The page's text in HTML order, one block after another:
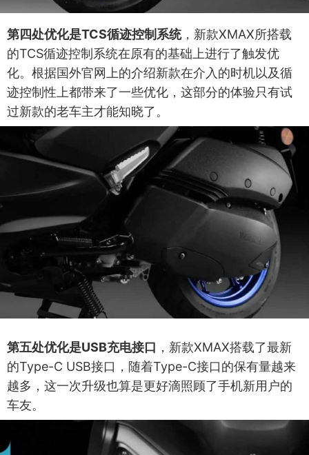
第四处优化是TCS循迹控制系统，新款XMAX所搭载
的TCS循迹控制系统在原有的基础上进行了触发优
化。根据国外官网上的介绍新款在介入的时机以及循
迹控制性上都带来了一些优化，这部分的体验只有试
过新款的老车主才能知晓了。
第五处优化是USB充电接口 ，新款XMAX搭载了最新
的Type-C USB接口，随着Type-C接口的保有量越来
越多，这一次升级也算是更好滴照顾了手机新用户的
车友。